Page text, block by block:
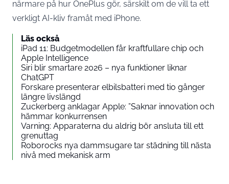
närmare på hur OnePlus gör, särskilt om de vill ta ett
verkligt AI-kliv framåt med iPhone.
Läs också
iPad 11: Budgetmodellen får kraftfullare chip och
Apple Intelligence
Siri blir smartare 2026 – nya funktioner liknar
ChatGPT
Forskare presenterar elbilsbatteri med tio gånger
längre livslängd
Zuckerberg anklagar Apple: ”Saknar innovation och
hämmar konkurrensen
Varning: Apparaterna du aldrig bör ansluta till ett
grenuttag
Roborocks nya dammsugare tar städning till nästa
nivå med mekanisk arm